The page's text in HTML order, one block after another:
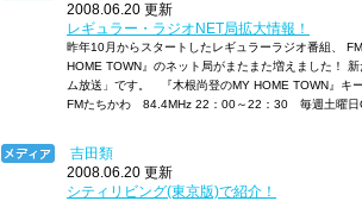
2008.06.20 更新
レギュラー・ラジオNET局拡大情報！
昨年10月からスタートしたレギュラーラジオ番組、
HOME TOWN』のネット局がまたまた増えました！
ム放送」です。 『木根尚登のMY HOME TOWN』キ
FMたちかわ 84.4MHz 22：00～22：30 毎週土曜日
吉田類
2008.06.20 更新
シティリビング(東京版)で紹介！